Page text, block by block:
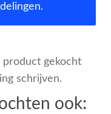
product gekocht
schrijven.
ook: